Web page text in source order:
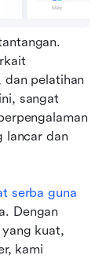
pelatihan
sangat
lancar dan
serba guna
Dengan
kuat,
kami